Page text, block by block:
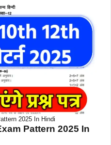
2025 In Hindi
Pattern 2025 In